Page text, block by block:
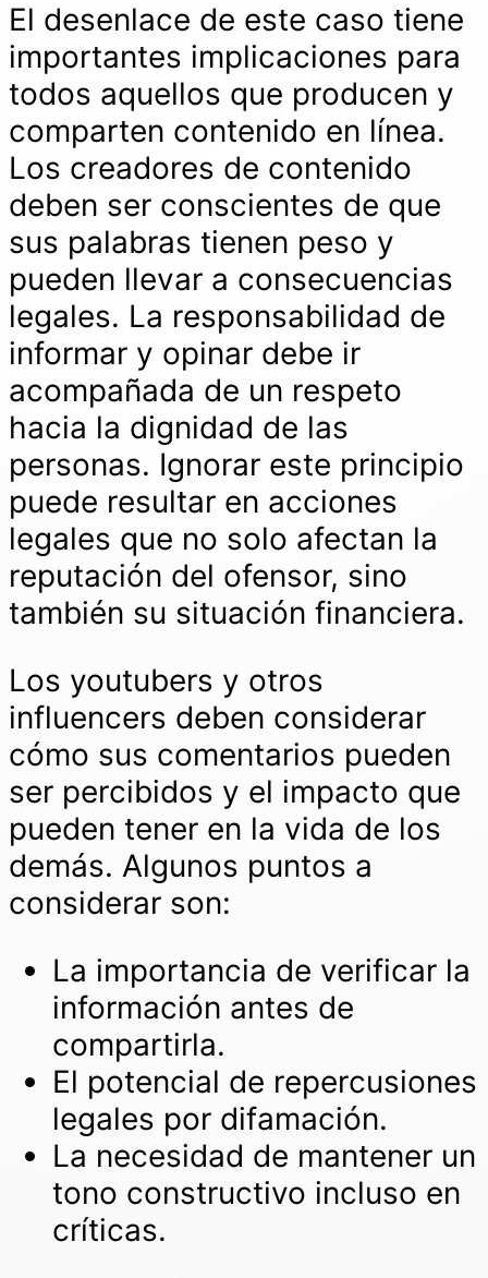
El desenlace de este caso tiene
importantes implicaciones para
todos aquellos que producen y
comparten contenido en línea.
Los creadores de contenido
deben ser conscientes de que
sus palabras tienen peso y
pueden llevar a consecuencias
legales. La responsabilidad de
informar y opinar debe ir
acompañada de un respeto
hacia la dignidad de las
personas. Ignorar este principio
puede resultar en acciones
legales que no solo afectan la
reputación del ofensor, sino
también su situación financiera.
Los youtubers y otros
influencers deben considerar
cómo sus comentarios pueden
ser percibidos y el impacto que
pueden tener en la vida de los
demás. Algunos puntos a
considerar son:
La importancia de verificar la
información antes de
compartirla.
El potencial de repercusiones
legales por difamación.
La necesidad de mantener un
tono constructivo incluso en
críticas.